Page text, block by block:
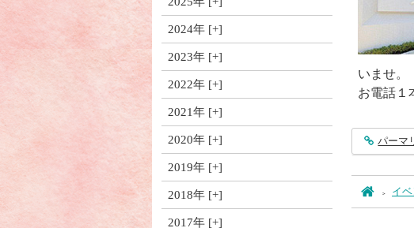
いませ。
お電話１
パーマ
ホーム
イベ
2024年
2023年
2022年
2021年
2020年
2019年
2018年
2017年